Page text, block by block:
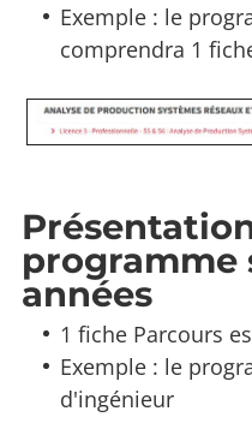
Exemple : le
comprendra 1
programme
années
1 fiche Parcours
Exemple : le
d'ingénieur